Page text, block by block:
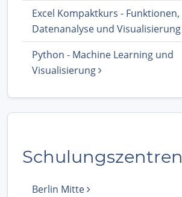
Excel Kompaktkurs - Funktionen,
Datenanalyse und Visualisierung
Python - Machine Learning und
Visualisierung
Schulungszentren
Berlin Mitte